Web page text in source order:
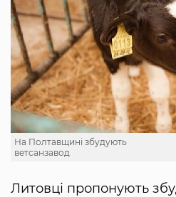
На Полтавщині збудують
ветсанзавод
Литовці пропонують